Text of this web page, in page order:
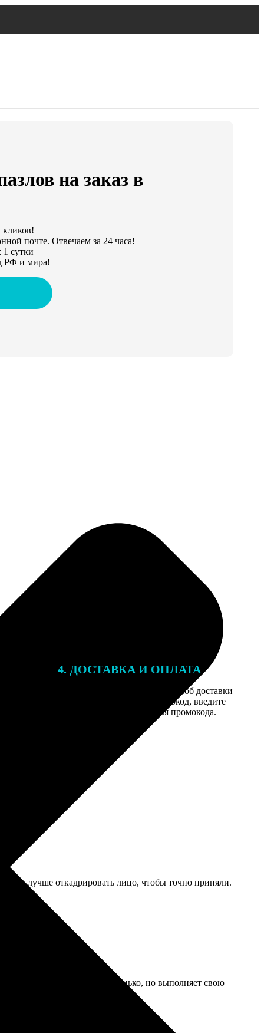
на заказ в
кликов!
почте. Отвечаем за 24 часа!
1 сутки
РФ и мира!
После
на email с
заказ
для
4. ДОСТАВКА И ОПЛАТА
Введите адрес и выберите способ доставки
заказа. Если у вас есть промокод, введите
его в специальное поле для промокода.
как лучше откадрировать лицо, чтобы точно приняли.
от запястья. Простенько, но выполняет свою